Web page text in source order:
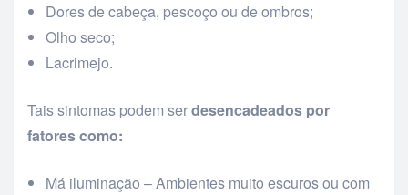
Dores de cabeça, pescoço ou de ombros;
Olho seco;
Lacrimejo.
Tais sintomas podem serdesencadeados por
fatores como:
Má iluminação – Ambientes muito escuros ou com